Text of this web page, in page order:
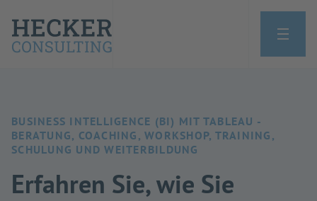
BUSINESS INTELLIGENCE (BI) MIT TABLEAU -
BERATUNG, COACHING, WORKSHOP, TRAINING,
SCHULUNG UND WEITERBILDUNG
Erfahren Sie, wie Sie